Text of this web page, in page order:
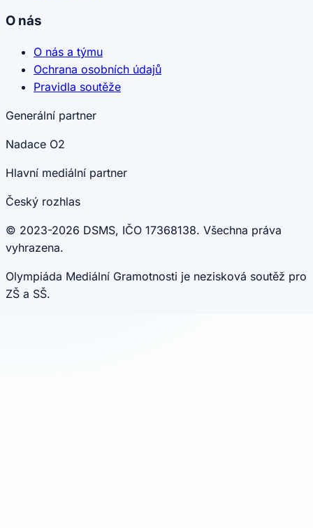
O nás
O nás a týmu
Ochrana osobních údajů
Pravidla soutěže
Generální partner
Nadace O2
Hlavní mediální partner
Český rozhlas
© 2023-2026 DSMS, IČO 17368138. Všechna práva
vyhrazena.
Olympiáda Mediální Gramotnosti je nezisková soutěž pro
ZŠ a SŠ.